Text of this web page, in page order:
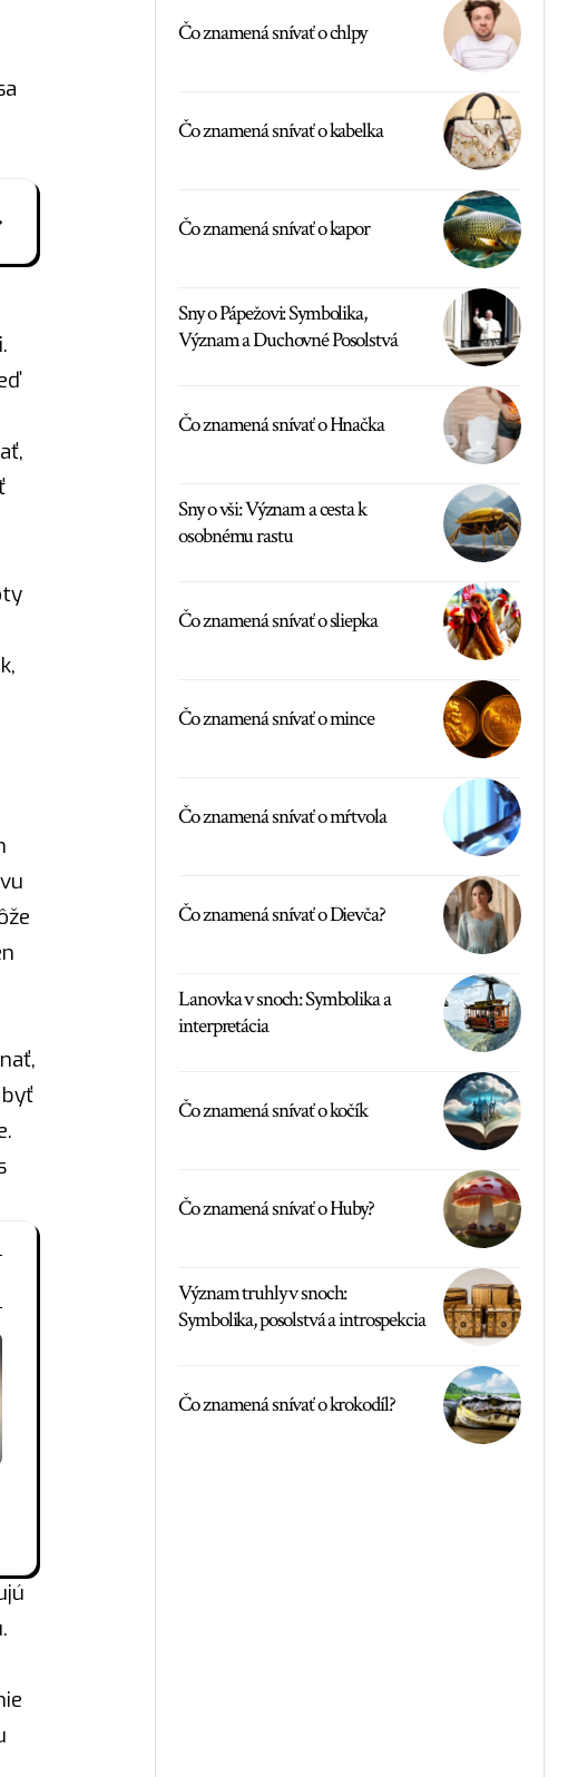
,
.
Čo znamená snívať o chlpy
Čo znamená snívať o kabelka
Čo znamená snívať o kapor
Sny o Pápežovi: Symbolika,
Význam a Duchovné Posolstvá
Čo znamená snívať o Hnačka
Sny o vši: Význam a cesta k
osobnému rastu
Čo znamená snívať o sliepka
Čo znamená snívať o mince
Čo znamená snívať o mŕtvola
Čo znamená snívať o Dievča?
Lanovka v snoch: Symbolika a
interpretácia
Čo znamená snívať o kočík
Čo znamená snívať o Huby?
Význam truhly v snoch:
Symbolika, posolstvá a introspekcia
Čo znamená snívať o krokodíl?